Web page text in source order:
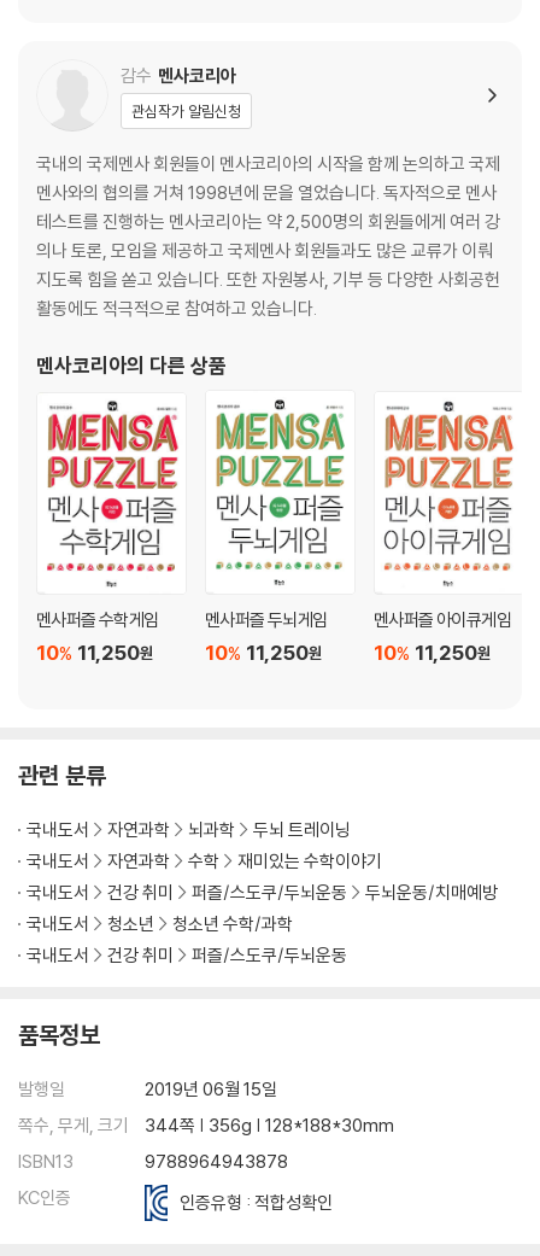
감수 멘사코리아
관심작가 알림신청
국내의 국제멘사 회원들이 멘사코리아의 시작을 함께 논의하고 국제
멘사와의 협의를 거쳐 1998년에 문을 열었습니다. 독자적으로 멘사
테스트를 진행하는 멘사코리아는 약 2,500명의 회원들에게 여러 강
의나 토론, 모임을 제공하고 국제멘사 회원들과도 많은 교류가 이뤄
지도록 힘을 쏟고 있습니다. 또한 자원봉사, 기부 등 다양한 사회공헌
활동에도 적극적으로 참여하고 있습니다.
멘사코리아의 다른 상품
멘사퍼즐 수학게임
11,250원
10%
멘사퍼즐 두뇌게임
11,250원
10%
멘사퍼즐 아이큐게임
11,250원
10%
관련 분류
국내도서 자연과학 뇌과학
두뇌 트레이닝
국내도서
자연과학 수학
재미있는 수학이야기
국내도서
건강 취미 퍼즐/스도쿠/두뇌운동
두뇌운동/치매예방
국내도서
청소년
청소년 수학/과학
국내도서
건강 취미 퍼즐/스도쿠/두뇌운동
품목정보
발행일
2019년 06월 15일
쪽수, 무게, 크기
344쪽 | 356g | 128*188*30mm
ISBN13
9788964943878
KC인증
인증유형 : 적합성확인